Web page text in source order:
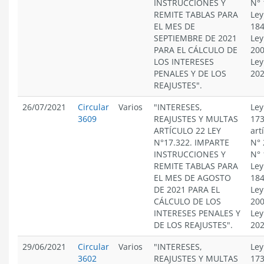
INSTRUCCIONES Y
REMITE TABLAS PARA
EL MES DE
SEPTIEMBRE DE 2021
PARA EL CÁLCULO DE
LOS INTERESES
PENALES Y DE LOS
REAJUSTES".
N°
26/07/2021
Circular
3609
Varios
"INTERESES,
REAJUSTES Y MULTAS
ARTÍCULO 22 LEY
N°17.322. IMPARTE
INSTRUCCIONES Y
REMITE TABLAS PARA
EL MES DE AGOSTO
DE 2021 PARA EL
CÁLCULO DE LOS
INTERESES PENALES Y
DE LOS REAJUSTES".
N°
N°
29/06/2021
Circular
3602
Varios
"INTERESES,
REAJUSTES Y MULTAS